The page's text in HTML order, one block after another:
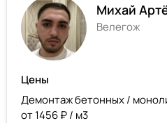
Михай
Велегож
Цены
Демонтаж бетонных /
от 1456 ₽ / м3